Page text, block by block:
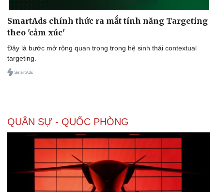
SmartAds chính thức ra mắt tính năng Targeting
theo 'cảm xúc'
Đây là bước mở rộng quan trọng trong hệ sinh thái contextual
targeting.
QUÂN SỰ - QUỐC PHÒNG